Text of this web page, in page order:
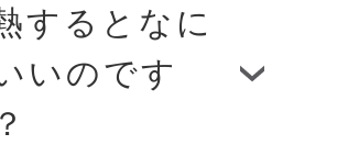
するとなに
いのです